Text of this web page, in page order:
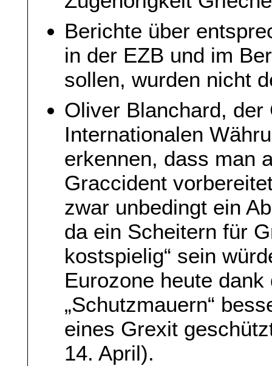
Berichte über
in der EZB und im
sollen, wurden nicht
Oliver Blanchard, der
Internationalen
erkennen, dass man
Graccident
zwar unbedingt ein
da ein Scheitern für
kostspielig“ sein
Eurozone heute
„Schutzmauern“
eines Grexit
14. April).